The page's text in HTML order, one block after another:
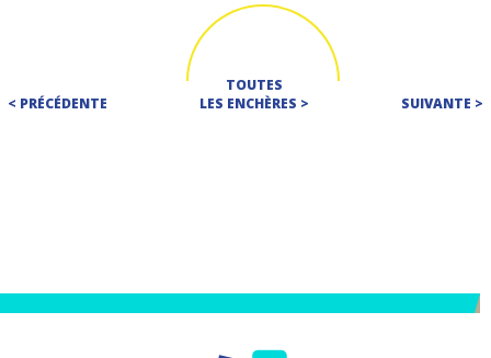
< PRÉCÉDENTE
TOUTES
LES ENCHÈRES >
SUIVANTE >